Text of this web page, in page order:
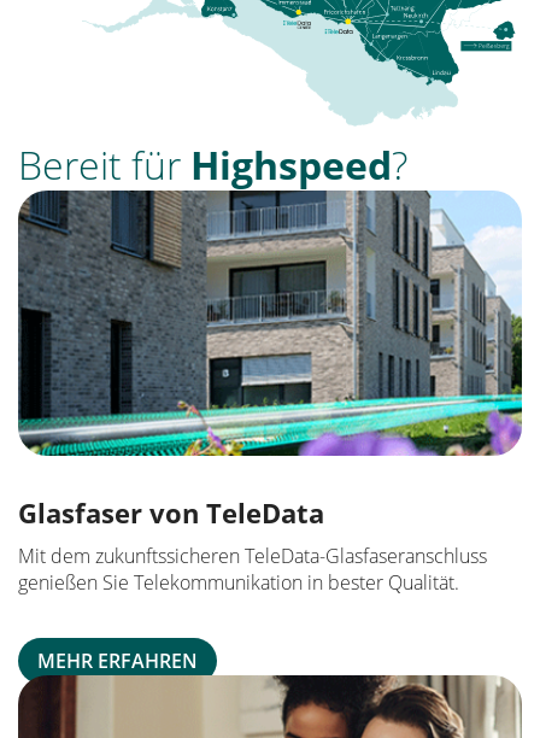
Bereit für Highspeed?
Glasfaser von TeleData
Mit dem zukunftssicheren TeleData-Glasfaseranschluss
genießen Sie Telekommunikation in bester Qualität.
MEHR ERFAHREN